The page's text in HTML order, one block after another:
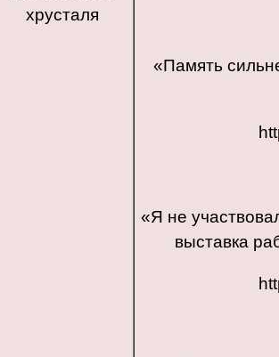
хрусталя
«Память
«Я не
выставка